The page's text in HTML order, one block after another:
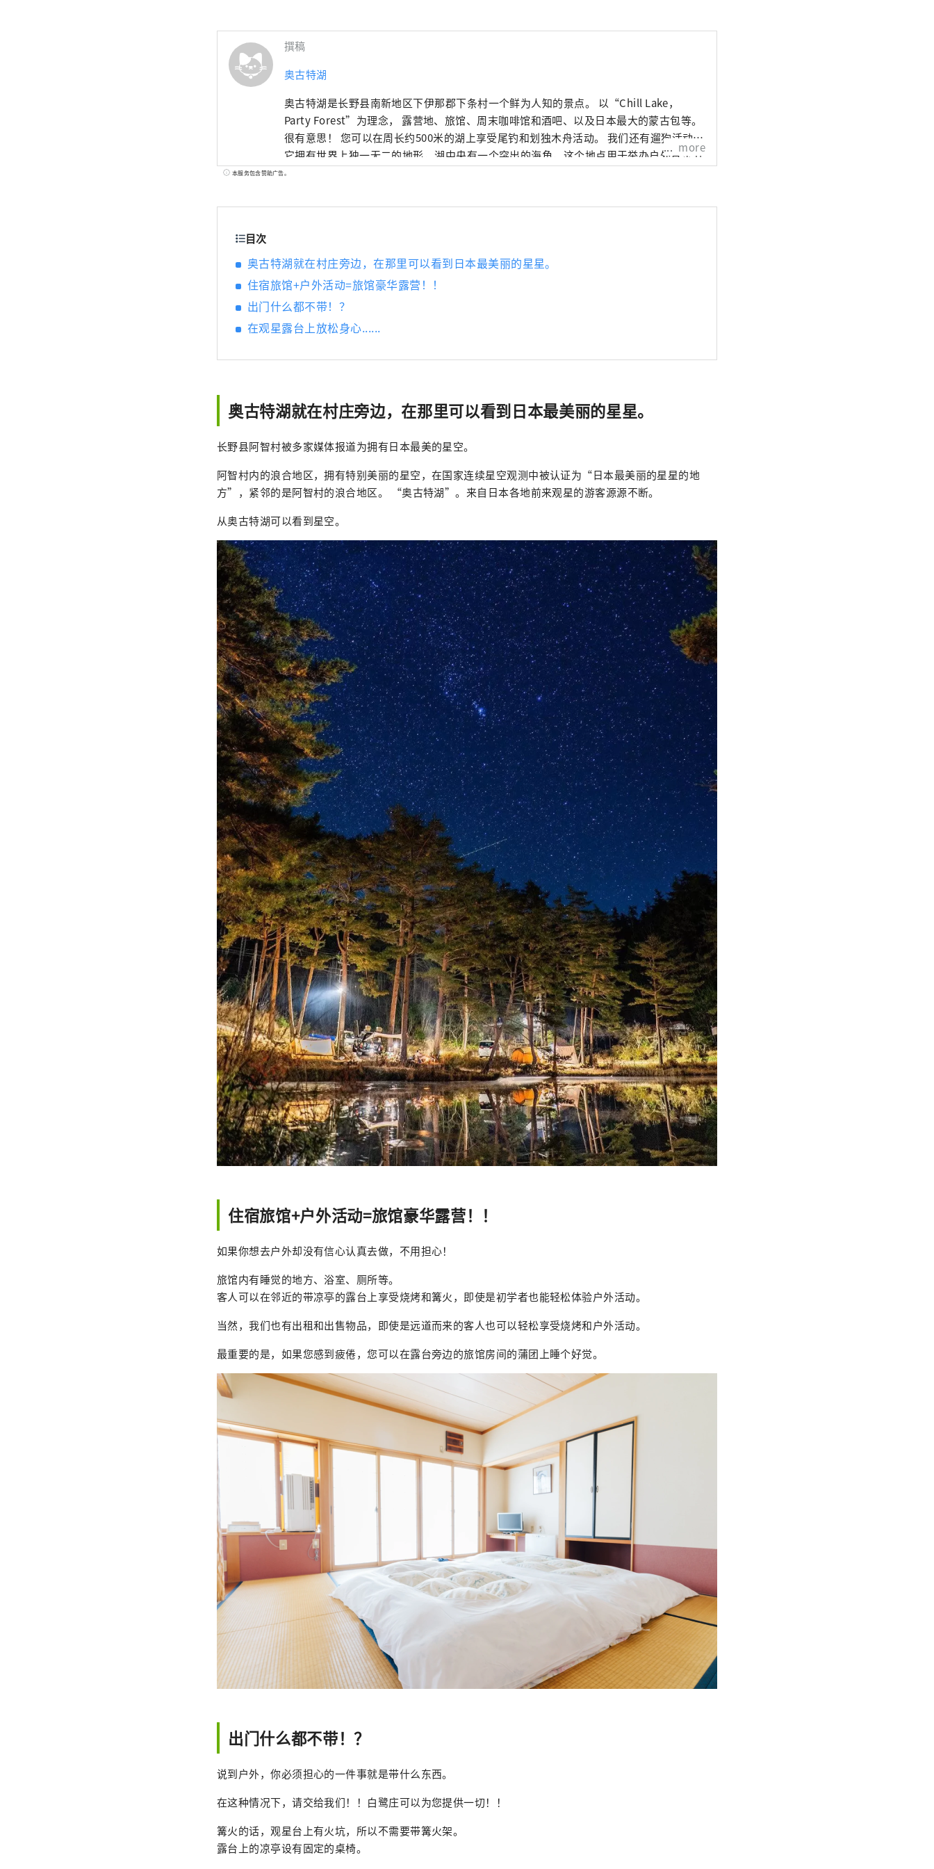
撰稿
奥古特湖
奥古特湖是长野县南新地区下伊那郡下条村一个鲜为人知的景点。 以“Chill Lake，
Party Forest”为理念， 露营地、旅馆、周末咖啡馆和酒吧、以及日本最大的蒙古包等。
很有意思！ 您可以在周长约500米的湖上享受尾钓和划独木舟活动。 我们还有遛狗活动。
它拥有世界上独一无二的地形，湖中央有一个突出的海角，这个地点用于举办户外音乐节
和花园婚礼等活动。 另外，在观景台区域，还可以轻松看到日出。 拜访偏远岛屿上供奉
在有新月的夜晚，你可以看到美丽的星空。
more
本服务包含赞助广告。
目次
奥古特湖就在村庄旁边，在那里可以看到日本最美丽的星星。
住宿旅馆+户外活动=旅馆豪华露营！！
出门什么都不带！？
在观星露台上放松身心......
奥古特湖就在村庄旁边，在那里可以看到日本最美丽的星星。
长野县阿智村被多家媒体报道为拥有日本最美的星空。
阿智村内的浪合地区，拥有特别美丽的星空，在国家连续星空观测中被认证为“日本最美丽的星星的地
方”，紧邻的是阿智村的浪合地区。 “奥古特湖”。来自日本各地前来观星的游客源源不断。
从奥古特湖可以看到星空。
住宿旅馆+户外活动=旅馆豪华露营！！
如果你想去户外却没有信心认真去做，不用担心！
旅馆内有睡觉的地方、浴室、厕所等。
客人可以在邻近的带凉亭的露台上享受烧烤和篝火，即使是初学者也能轻松体验户外活动。
当然，我们也有出租和出售物品，即使是远道而来的客人也可以轻松享受烧烤和户外活动。
最重要的是，如果您感到疲倦，您可以在露台旁边的旅馆房间的蒲团上睡个好觉。
出门什么都不带！？
说到户外，你必须担心的一件事就是带什么东西。
在这种情况下，请交给我们！！白鹭庄可以为您提供一切！！
篝火的话，观星台上有火坑，所以不需要带篝火架。
露台上的凉亭设有固定的桌椅。